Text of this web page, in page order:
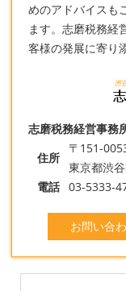
めのアドバイスも
ます。志磨税務経
客様の発展に寄り
志磨税務経営事務
住所
〒151-
東京都渋
電話 03-5333-
お問い合